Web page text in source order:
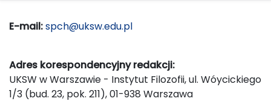
E-mail:spch@uksw.edu.pl
Adres korespondencyjny redakcji:
UKSW w Warszawie - Instytut Filozofii, ul. Wóycickiego
1/3 (bud. 23, pok. 211), 01-938 Warszawa